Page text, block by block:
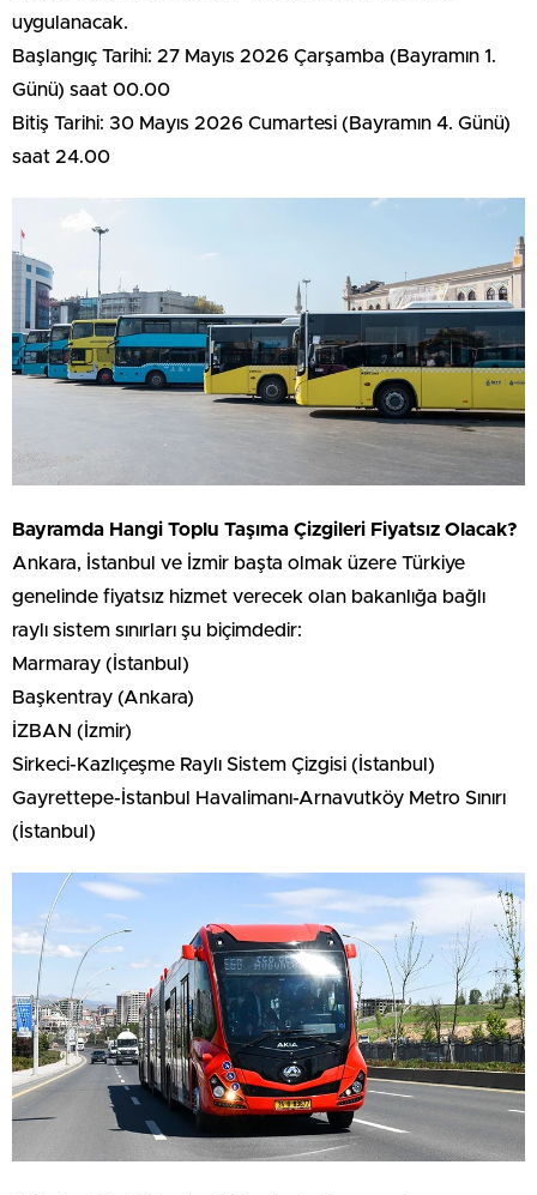
uygulanacak.
Başlangıç Tarihi: 27 Mayıs 2026 Çarşamba (Bayramın 1.
Günü) saat 00.00
Bitiş Tarihi: 30 Mayıs 2026 Cumartesi (Bayramın 4. Günü)
saat 24.00
Bayramda Hangi Toplu Taşıma Çizgileri Fiyatsız Olacak?
Ankara, İstanbul ve İzmir başta olmak üzere Türkiye
genelinde fiyatsız hizmet verecek olan bakanlığa bağlı
raylı sistem sınırları şu biçimdedir:
Marmaray (İstanbul)
Başkentray (Ankara)
İZBAN (İzmir)
Sirkeci-Kazlıçeşme Raylı Sistem Çizgisi (İstanbul)
Gayrettepe-İstanbul Havalimanı-Arnavutköy Metro Sınırı
(İstanbul)